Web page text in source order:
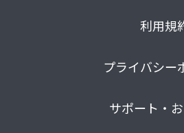
利用規
プライバシー
サポート・